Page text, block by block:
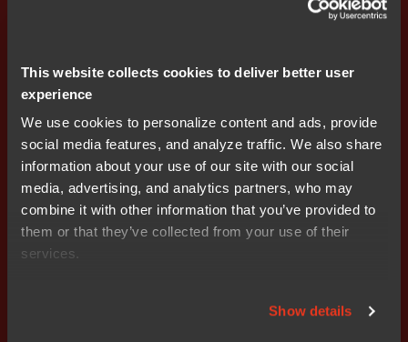
This website collects cookies to deliver better user
experience
We use cookies to personalize content and ads, provide
social media features, and analyze traffic. We also share
information about your use of our site with our social
media, advertising, and analytics partners, who may
combine it with other information that you’ve provided to
them or that they’ve collected from your use of their
services.
Show details
leverantör av egenutvecklad programvara för utveckling
som styr produkter inom till exempel industriautomation,
medicinteknik, konsumentelektronik och
fordonsindustrin. IAR Systems kombinerar hög teknisk
höjd med stor räckvidd genom marknadens största
kundbas med över
10 000 kunder i hela världen. IAR Systems grundades
1983 och ägs av Intoi sedan 2005. Se www.iar.com.
För ytterligare information kontakta: Stefan Skarin vd